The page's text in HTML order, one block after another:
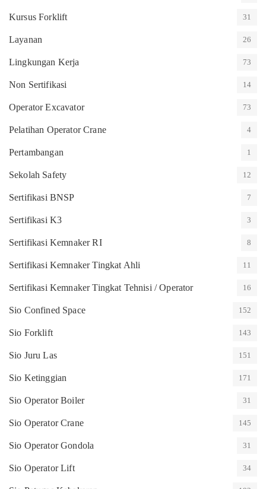
Kursus Forklift 31
Layanan 26
Lingkungan Kerja 73
Non Sertifikasi 14
Operator Excavator 73
Pelatihan Operator Crane 4
Pertambangan 1
Sekolah Safety 12
Sertifikasi BNSP 7
Sertifikasi K3 3
Sertifikasi Kemnaker RI 8
Sertifikasi Kemnaker Tingkat Ahli 11
Sertifikasi Kemnaker Tingkat Tehnisi / Operator 16
Sio Confined Space 152
Sio Forklift 143
Sio Juru Las 151
Sio Ketinggian 171
Sio Operator Boiler 31
Sio Operator Crane 145
Sio Operator Gondola 31
Sio Operator Lift 34